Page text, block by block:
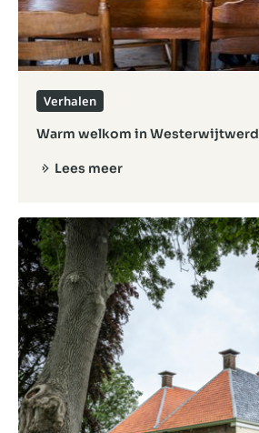
Warm welkom in Westerwijtwerd
Verhalen
Lees meer